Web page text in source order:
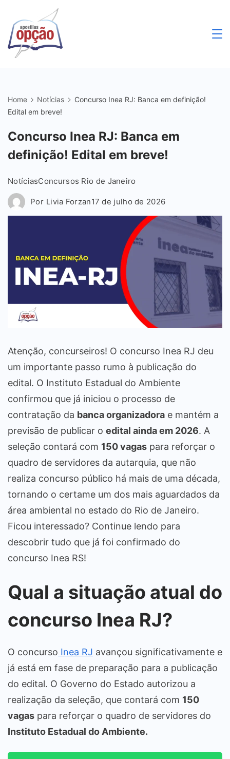
content
Home Notícias
Concurso Inea RJ: Banca em definição!
Edital em breve!
Concurso Inea RJ: Banca em
definição! Edital em breve!
NotíciasConcursos Rio de Janeiro
Por Livia Forzan17 de julho de 2026
Atenção, concurseiros! O concurso Inea RJ deu
um importante passo rumo à publicação do
edital. O Instituto Estadual do Ambiente
confirmou que já iniciou o processo de
contratação da banca organizadora e mantém a
previsão de publicar o edital ainda em 2026. A
seleção contará com 150 vagas para reforçar o
quadro de servidores da autarquia, que não
realiza concurso público há mais de uma década,
tornando o certame um dos mais aguardados da
área ambiental no estado do Rio de Janeiro.
Ficou interessado? Continue lendo para
descobrir tudo que já foi confirmado do
concurso Inea RS!
Qual a situação atual do
concurso Inea RJ?
O concurso Inea RJ avançou significativamente e
já está em fase de preparação para a publicação
do edital. O Governo do Estado autorizou a
realização da seleção, que contará com 150
vagas para reforçar o quadro de servidores do
Instituto Estadual do Ambiente.